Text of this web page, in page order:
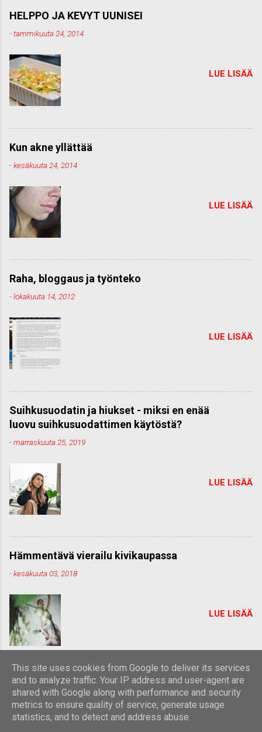
HELPPO JA KEVYT UUNISEI
-tammikuuta 24, 2014
LUE LISÄÄ
Kun akne yllättää
-kesäkuuta 24, 2014
LUE LISÄÄ
Raha, bloggaus ja työnteko
-lokakuuta 14, 2012
LUE LISÄÄ
Suihkusuodatin ja hiukset - miksi en enää
luovu suihkusuodattimen käytöstä?
-marraskuuta 25, 2019
LUE LISÄÄ
Hämmentävä vierailu kivikaupassa
-kesäkuuta 03, 2018
LUE LISÄÄ
Sisällön tarjoaa Blogger
This site uses cookies from Google to deliver its services
and to analyze traffic. Your IP address and user-agent are
shared with Google along with performance and security
metrics to ensure quality of service, generate usage
statistics, and to detect and address abuse.